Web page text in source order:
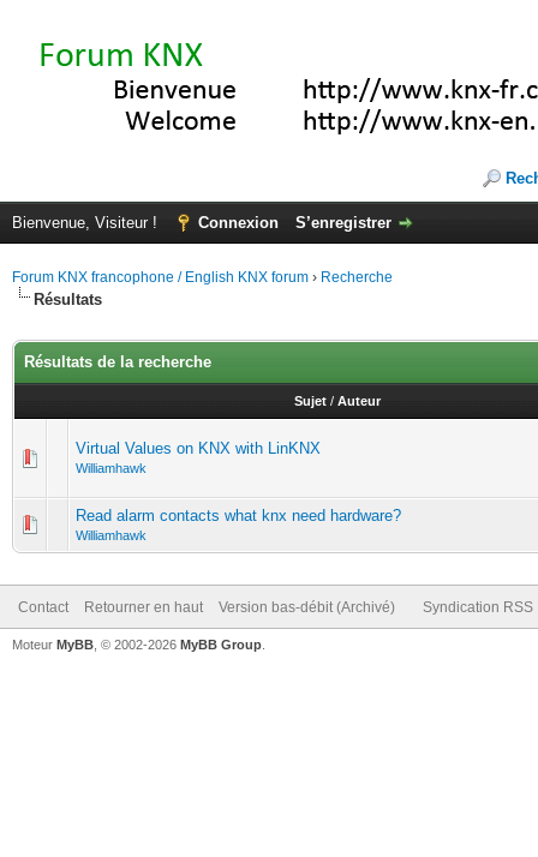
Bienvenue, Visiteur ! Connexion S’enregistrer
Forum KNX francophone / English KNX forum › Recherche
Résultats
Résultats de la recherche
Sujet / Auteur
Virtual Values on KNX with LinKNX
Williamhawk
Read alarm contacts what knx need hardware?
Williamhawk
Contact Retourner en haut Version bas-débit (Archivé) Syndication RSS
Moteur MyBB , © 2002-2026 MyBB Group